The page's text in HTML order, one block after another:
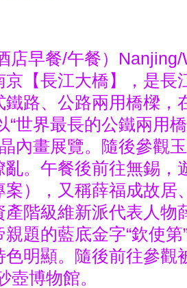
店早餐/午餐）
京【長江大橋】，是長
鐵路、公路兩用橋樑，
“世界最長的公鐵兩用
內畫展覽。隨後參觀
。午餐後前往無錫，
案），又稱薛福成故
產階級維新派代表人物
親題的藍底金字“欽使
色明顯。隨後前往參觀
壺博物館。